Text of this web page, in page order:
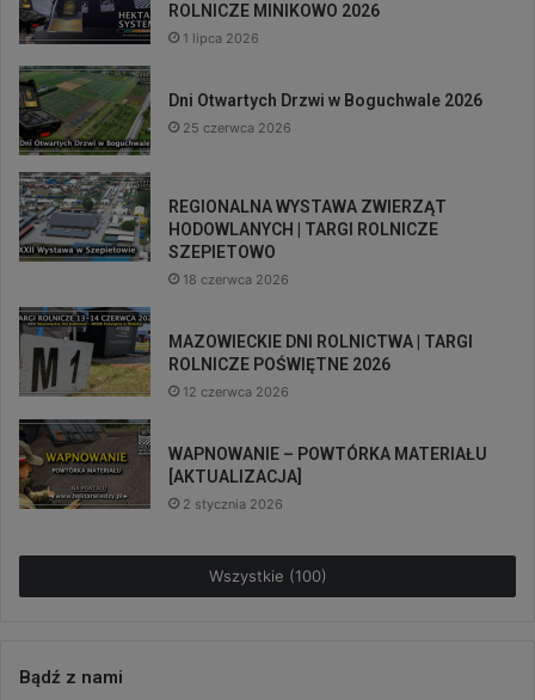
ROLNICZE MINIKOWO 2026
1 lipca 2026
Dni Otwartych Drzwi w Boguchwale 2026
25 czerwca 2026
REGIONALNA WYSTAWA ZWIERZĄT
HODOWLANYCH | TARGI ROLNICZE
SZEPIETOWO
18 czerwca 2026
MAZOWIECKIE DNI ROLNICTWA | TARGI
ROLNICZE POŚWIĘTNE 2026
12 czerwca 2026
WAPNOWANIE – POWTÓRKA MATERIAŁU
[AKTUALIZACJA]
2 stycznia 2026
Wszystkie (100)
Bądź z nami